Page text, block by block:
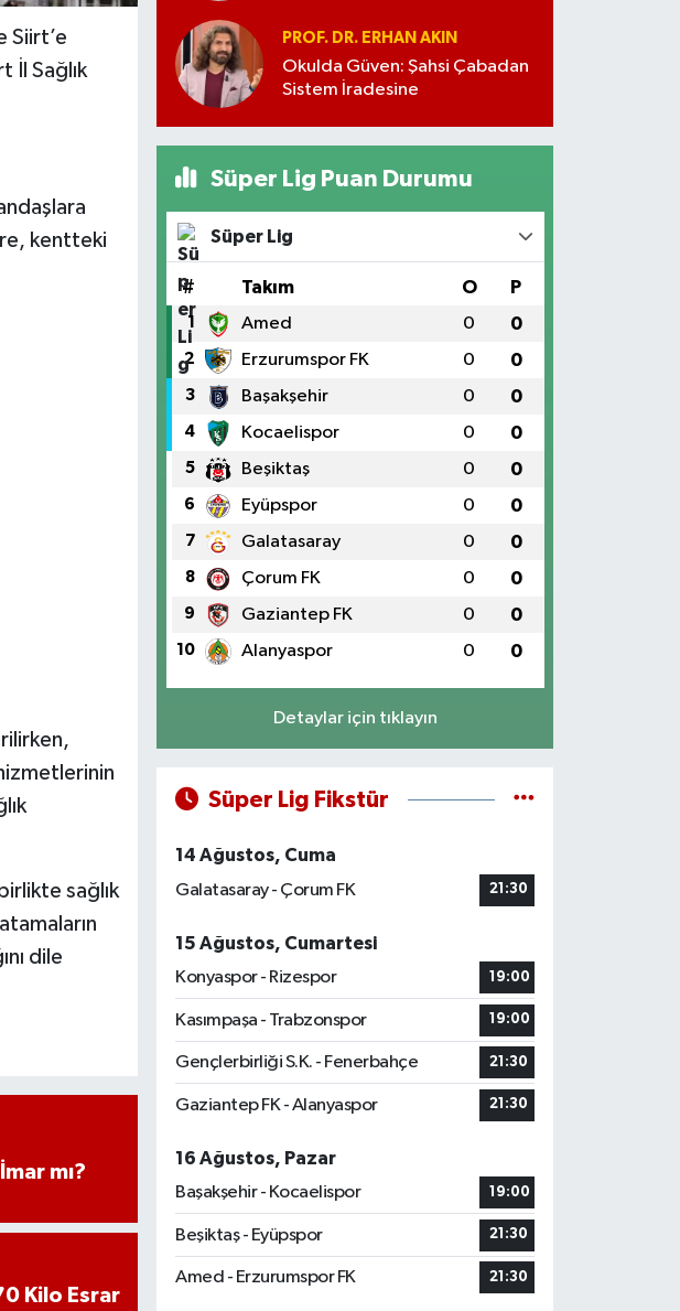
Siirt’e
İl Sağlık
kentteki
sağlık
dile
mı?
Kilo Esrar
PROF. DR. ERHAN AKIN
Okulda Güven: Şahsi Çabadan
Sistem İradesine
Süper Lig Puan Durumu
Süper Lig
# Takım O P
1 Amed 0 0
2 Erzurumspor FK 0 0
3 Başakşehir 0 0
4 Kocaelispor 0 0
5 Beşiktaş 0 0
6 Eyüpspor 0 0
7 Galatasaray 0 0
8 Çorum FK 0 0
9 Gaziantep FK 0 0
10 Alanyaspor 0 0
Detaylar için tıklayın
Süper Lig Fikstür
14 Ağustos, Cuma
Galatasaray - Çorum FK
21:30
15 Ağustos, Cumartesi
Konyaspor - Rizespor
19:00
Kasımpaşa - Trabzonspor 19:00
Gençlerbirliği S.K. - Fenerbahçe 21:30
Gaziantep FK - Alanyaspor 21:30
16 Ağustos, Pazar
Başakşehir - Kocaelispor
19:00
Beşiktaş - Eyüpspor 21:30
Amed - Erzurumspor FK 21:30